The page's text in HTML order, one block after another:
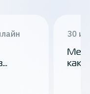
30
как